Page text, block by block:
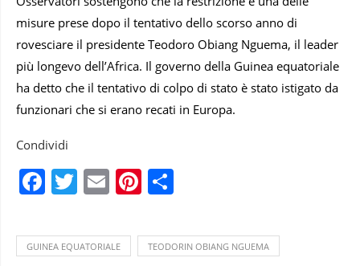
misure prese dopo il tentativo dello scorso anno di
rovesciare il presidente Teodoro Obiang Nguema, il leader
più longevo dell’Africa. Il governo della Guinea equatoriale
ha detto che il tentativo di colpo di stato è stato istigato da
funzionari che si erano recati in Europa.
Condividi
Facebook
Twitter
EmailPinterest
GUINEA EQUATORIALE TEODORIN OBIANG NGUEMA